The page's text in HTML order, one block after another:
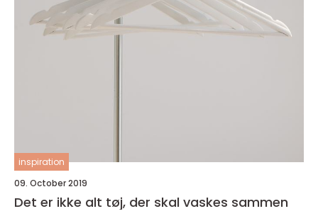
inspiration
09. October 2019
Det er ikke alt tøj, der skal vaskes sammen